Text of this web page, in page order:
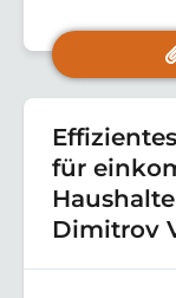
für
Dimitrov